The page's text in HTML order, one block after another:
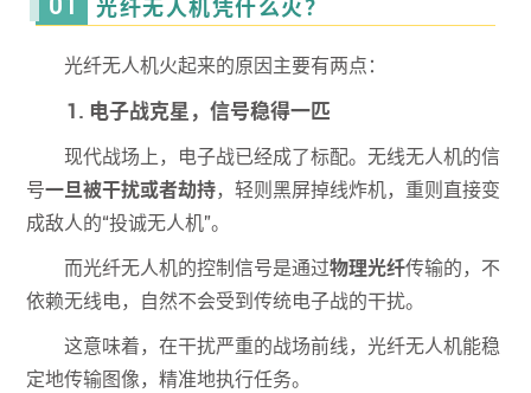
01 光纤无人机凭什么火？
光纤无人机火起来的原因主要有两点：
1. 电子战克星，信号稳得一匹
现代战场上，电子战已经成了标配。无线无人机的信
号一旦被干扰或者劫持，轻则黑屏掉线炸机，重则直接变
成敌人的“投诚无人机”。
而光纤无人机的控制信号是通过物理光纤传输的，不
依赖无线电，自然不会受到传统电子战的干扰。
这意味着，在干扰严重的战场前线，光纤无人机能稳
定地传输图像，精准地执行任务。